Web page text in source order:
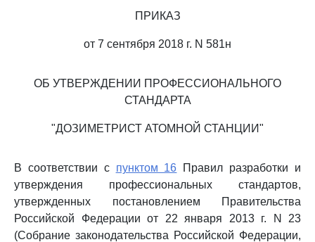
ПРИКАЗ
от 7 сентября 2018 г. N 581н
ОБ УТВЕРЖДЕНИИ ПРОФЕССИОНАЛЬНОГО
СТАНДАРТА
"ДОЗИМЕТРИСТ АТОМНОЙ СТАНЦИИ"
В соответствии с пунктом 16 Правил разработки и
утверждения профессиональных стандартов,
утвержденных постановлением Правительства
Российской Федерации от 22 января 2013 г. N 23
(Собрание законодательства Российской Федерации,